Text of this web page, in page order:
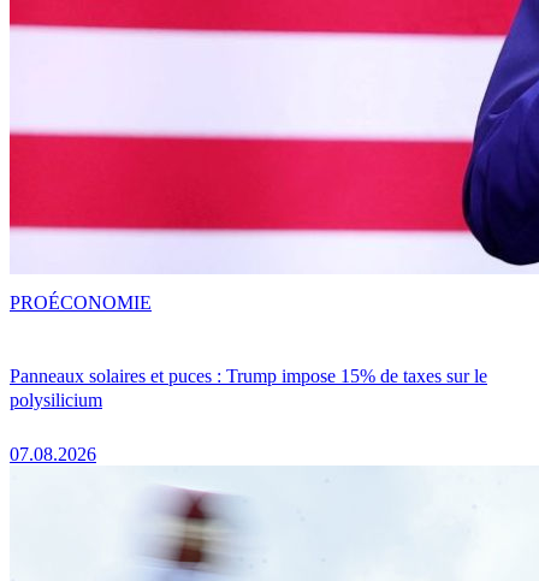
Panneaux solaires et puces : Trump impose 15% de taxes sur le
polysilicium
07.08.2026
PROÉCONOMIE